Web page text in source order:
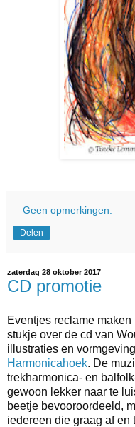
Geen opmerkingen:
Delen
zaterdag 28 oktober 2017
CD promotie
Eventjes reclame
stukje over de cd van
illustraties en
Harmonicahoek. De
trekharmonica- en
gewoon lekker naar te
beetje bevooroordeeld,
iedereen die graag af en